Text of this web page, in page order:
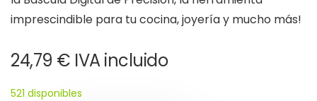
imprescindible para tu cocina, joyería y mucho más!
24,79 € IVA incluido
521 disponibles